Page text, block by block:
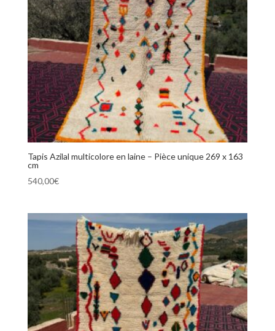
Tapis Azilal multicolore en laine – Pièce unique 269 x 163
cm
540,00€